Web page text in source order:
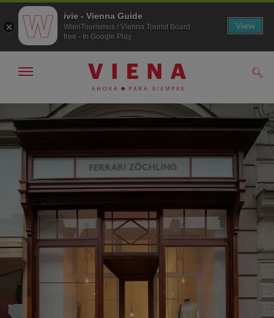
A
la
navegación
Al
contenido
Mostrar/ocultar
ivie - Vienna Guide
WienTourismus / Vienna Tourist Board
free - In Google Play
View